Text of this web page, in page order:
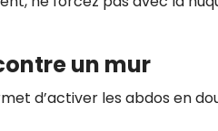
un mur
d’activer les abdos en